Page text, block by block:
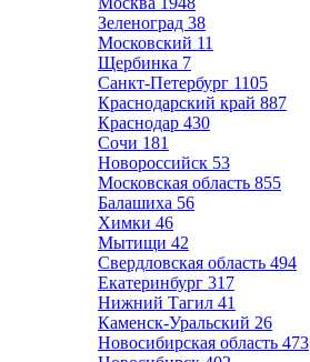
Зеленоград 38
Московский 11
Щербинка 7
Санкт-Петербург 1105
Краснодарский край 887
Краснодар 430
Сочи 181
Новороссийск 53
Московская область 855
Балашиха 56
Химки 46
Мытищи 42
Свердловская область 494
Екатеринбург 317
Нижний Тагил 41
Каменск-Уральский 26
Новосибирская область 473